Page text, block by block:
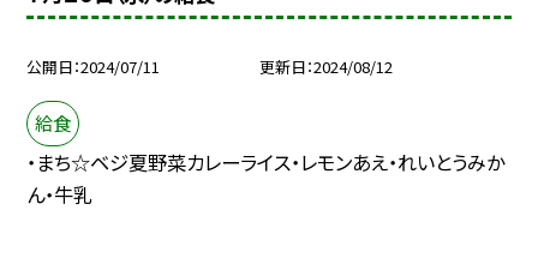
公開日 2024/07/11 更新日 2024/08/12
給食
・まち☆ベジ夏野菜カレーライス・レモンあえ・れいとうみか
ん・牛乳